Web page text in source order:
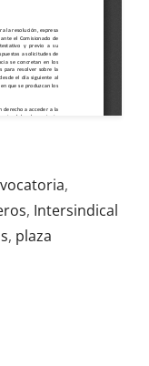
,
, Intersindical
, plaza